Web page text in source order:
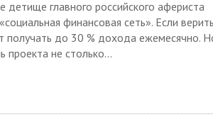
главного российского афериста
финансовая сеть». Если верить
получать до 30 % дохода ежемесячно.
проекта не столько...